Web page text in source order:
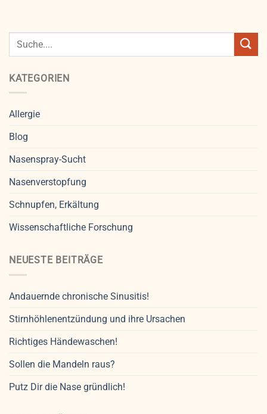
KATEGORIEN
Allergie
Blog
Nasenspray-Sucht
Nasenverstopfung
Schnupfen, Erkältung
Wissenschaftliche Forschung
NEUESTE BEITRÄGE
Andauernde chronische Sinusitis!
Stirnhöhlenentzündung und ihre Ursachen
Richtiges Händewaschen!
Sollen die Mandeln raus?
Putz Dir die Nase gründlich!